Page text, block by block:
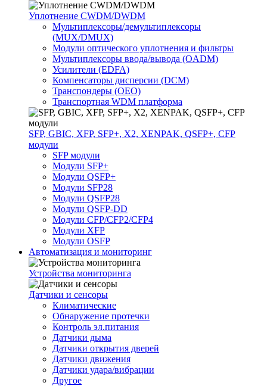
Уплотнение CWDM/DWDM
Мультиплексоры/демультиплексоры
(MUX/DMUX)
Модули оптического уплотнения и фильтры
Мультиплексоры ввода/вывода (OADM)
Усилители (EDFA)
Компенсаторы дисперсии (DCM)
Транспондеры (OEO)
Транспортная WDM платформа
SFP, GBIC, XFP, SFP+, X2, XENPAK, QSFP+, CFP
модули
SFP модули
Модули SFP+
Модули QSFP+
Модули SFP28
Модули QSFP28
Модули QSFP-DD
Модули CFP/CFP2/CFP4
Модули XFP
Модули OSFP
Автоматизация и мониторинг
Устройства мониторинга
Датчики и сенсоры
Климатические
Обнаружение протечки
Контроль эл.питания
Датчики дыма
Датчики открытия дверей
Датчики движения
Датчики удара/вибрации
Другое